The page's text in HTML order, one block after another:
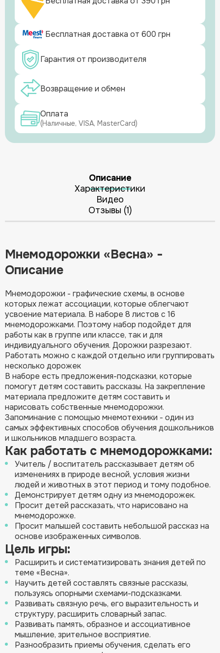
Бесплатная доставка от 600 грн
Гарантия от производителя
Возвращение и обмен
Оплата
(Наличные, VISA, MasterCard)
Описание
Характеристики
Видео
Отзывы (1)
Мнемодорожки «Весна» -
Описание
Мнемодорожки - графические схемы, в основе
которых лежат ассоциации, которые облегчают
усвоение материала. В наборе 8 листов с 16
мнемодорожками. Поэтому набор подойдет для
работы как в группе или классе, так и для
индивидуального обучения. Дорожки разрезают.
Работать можно с каждой отдельно или группировать
несколько дорожек
В наборе есть предложения-подсказки, которые
помогут детям составить рассказы. На закрепление
материала предложите детям составить и
нарисовать собственные мнемодорожки.
Запоминание с помощью мнемотехники - один из
самых эффективных способов обучения дошкольников
и школьников младшего возраста.
Как работать с мнемодорожками:
Учитель / воспитатель рассказывает детям об
изменениях в природе весной, условия жизни
людей и животных в этот период и тому подобное.
Демонстрирует детям одну из мнемодорожек.
Просит детей рассказать, что нарисовано на
мнемодорожке.
Просит малышей составить небольшой рассказ на
основе изображенных символов.
Цель игры:
Расширить и систематизировать знания детей по
теме «Весна».
Научить детей составлять связные рассказы,
пользуясь опорными схемами-подсказками.
Развивать связную речь, его выразительность и
структуру, расширить словарный запас.
Развивать память, образное и ассоциативное
мышление, зрительное восприятие.
Разнообразить приемы обучения, сделать его